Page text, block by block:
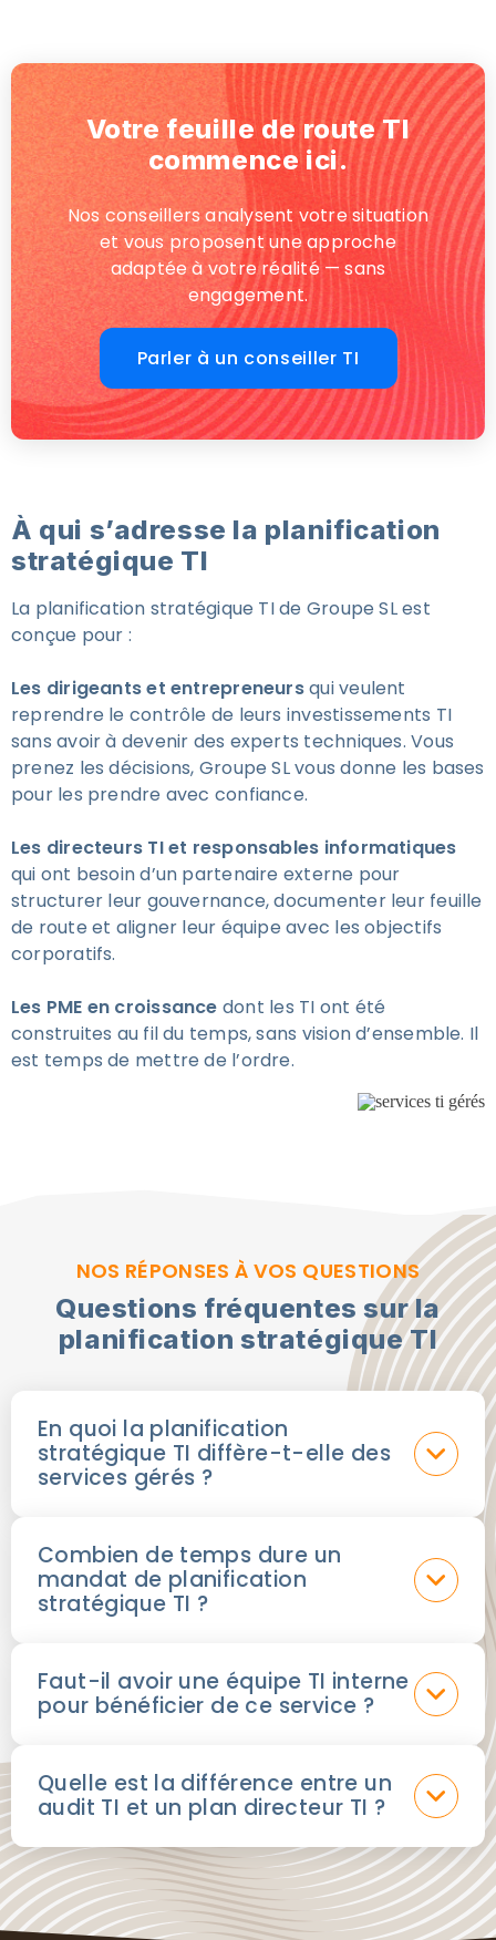
Votre feuille de route TI
commence ici.
Nos conseillers analysent votre situation
et vous proposent une approche
adaptée à votre réalité — sans
engagement.
Parler à un conseiller TI
À qui s’adresse la planification
stratégique TI
La planification stratégique TI de Groupe SL est
conçue pour :
Les dirigeants et entrepreneursqui veulent
reprendre le contrôle de leurs investissements TI
sans avoir à devenir des experts techniques. Vous
prenez les décisions, Groupe SL vous donne les bases
pour les prendre avec confiance.
Les directeurs TI et responsables informatiques
qui ont besoin d’un partenaire externe pour
structurer leur gouvernance, documenter leur feuille
de route et aligner leur équipe avec les objectifs
corporatifs.
Les PME en croissance dont les TI ont été
construites au fil du temps, sans vision d’ensemble. Il
est temps de mettre de l’ordre.
NOS RÉPONSES À VOS QUESTIONS
Questions fréquentes sur la
planification stratégique TI
En quoi la planification
stratégique TI diffère-t-elle des
services gérés ?
Combien de temps dure un
mandat de planification
stratégique TI ?
Faut-il avoir une équipe TI interne
pour bénéficier de ce service ?
Quelle est la différence entre un
audit TI et un plan directeur TI ?